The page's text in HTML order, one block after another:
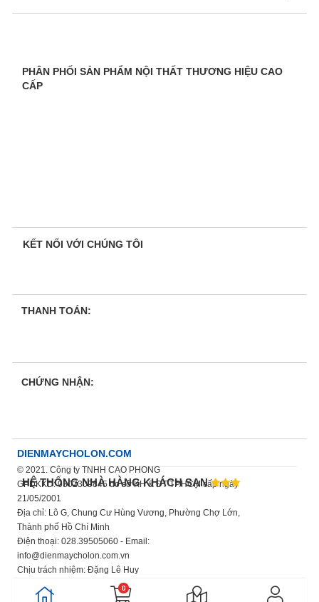
PHÂN PHỐI SẢN PHẨM NỘI THẤT THƯƠNG HIỆU CAO
CẤP
HỆ THỐNG NHÀ HÀNG KHÁCH SẠN
KẾT NỐI VỚI CHÚNG TÔI
THANH TOÁN:
CHỨNG NHẬN:
DIENMAYCHOLON.COM
© 2021. Công ty TNHH CAO PHONG
GPDKKD: 0302309845 do sở KH & ĐT TP.HCM cấp ngày
21/05/2001
Địa chỉ: Lô G, Chung Cư Hùng Vương, Phường Chợ Lớn,
Thành phố Hồ Chí Minh
Điện thoại: 028.39505060 - Email:
info@dienmaycholon.com.vn
Chịu trách nhiệm: Đặng Lê Huy
Xem thêm chính sách bảo mật thông tin
0